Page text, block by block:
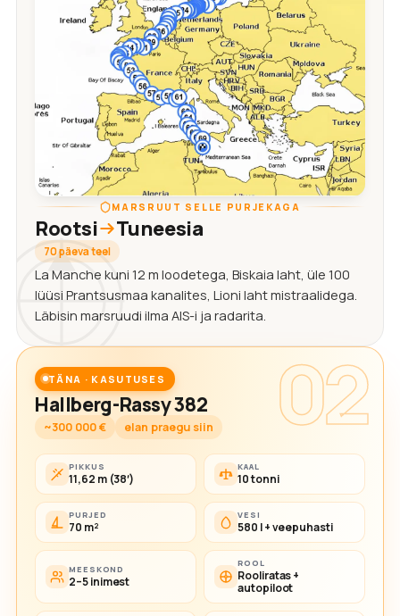
MARSRUUT SELLE PURJEKAGA
Rootsi Tuneesia
70 päeva teel
La Manche kuni 12 m loodetega, Biskaia laht, üle 100
lüüsi Prantsusmaa kanalites, Lioni laht mistraalidega.
Läbisin marsruudi ilma AIS-i ja radarita.
02
TÄNA · KASUTUSES
Hallberg-Rassy 382
~300 000 € elan praegu siin
PIKKUS
11,62 m (38′)
KAAL
10 tonni
PURJED
70 m²
VESI
580 l + veepuhasti
MEESKOND
2–5 inimest
ROOL
Rooliratas +
autopiloot